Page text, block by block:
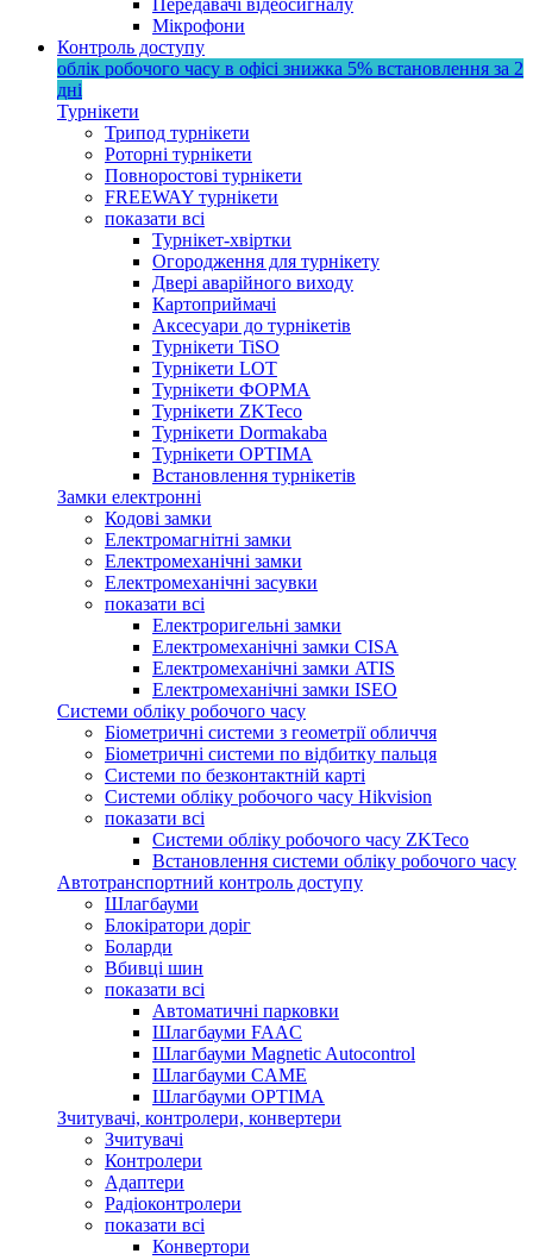
Мікрофони
Контроль доступу
облік робочого часу в офісі знижка 5% встановлення за 2
дні
Турнікети
Трипод турнікети
Роторні турнікети
Повноростові турнікети
FREEWAY турнікети
показати всі
Турнікет-хвіртки
Огородження для турнікету
Двері аварійного виходу
Картоприймачі
Аксесуари до турнікетів
Турнікети TiSO
Турнікети LOT
Турнікети ФОРМА
Турнікети ZKTeco
Турнікети Dormakaba
Турнікети OPTIMA
Встановлення турнікетів
Замки електронні
Кодові замки
Електромагнітні замки
Електромеханічні замки
Електромеханічні засувки
показати всі
Електроригельні замки
Електромеханічні замки CISA
Електромеханічні замки ATIS
Електромеханічні замки ISEO
Системи обліку робочого часу
Біометричні системи з геометрії обличчя
Біометричні системи по відбитку пальця
Системи по безконтактній карті
Системи обліку робочого часу Hikvision
показати всі
Системи обліку робочого часу ZKTeco
Встановлення системи обліку робочого часу
Автотранспортний контроль доступу
Шлагбауми
Блокіратори доріг
Боларди
Вбивці шин
показати всі
Автоматичні парковки
Шлагбауми FAAC
Шлагбауми Magnetic Autocontrol
Шлагбауми CAME
Шлагбауми OPTIMA
Зчитувачі, контролери, конвертери
Зчитувачі
Контролери
Адаптери
Радіоконтролери
показати всі
Конвертори